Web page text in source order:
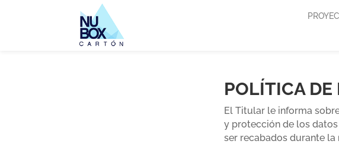
POLÍTICA DE
El Titular le informa
y protección de los
ser recabados durante la